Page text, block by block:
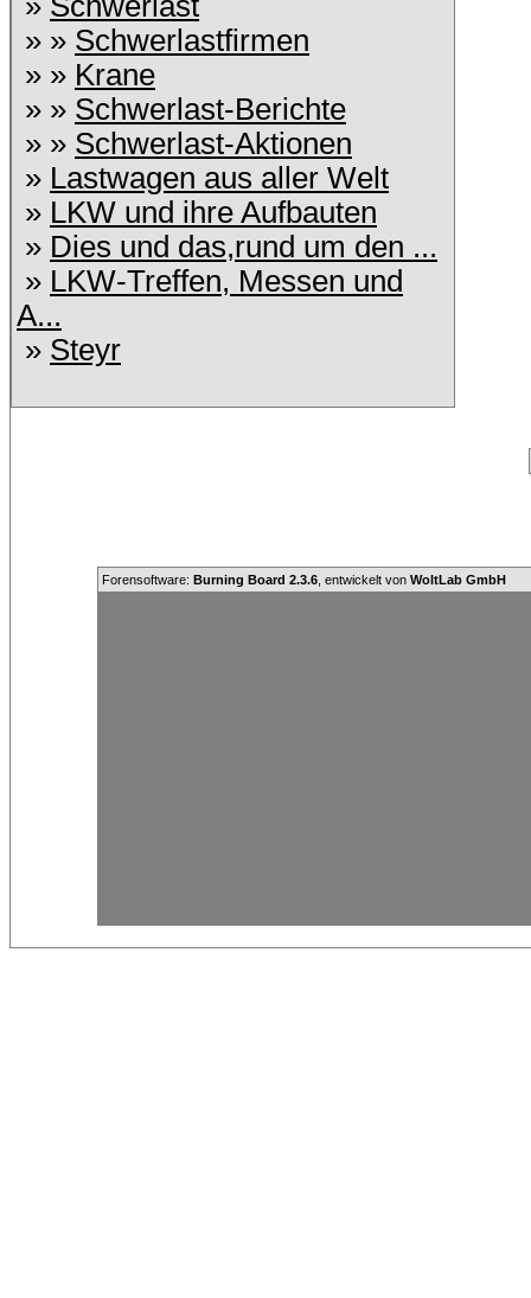
» » Schwerlastfirmen
» » Krane
» » Schwerlast-Berichte
» » Schwerlast-Aktionen
» Lastwagen aus aller Welt
» LKW und ihre Aufbauten
» Dies und das,rund um den ...
» LKW-Treffen, Messen und
A...
» Steyr
Forensoftware:Burning Board 2.3.6 , entwickelt vonWoltLab GmbH